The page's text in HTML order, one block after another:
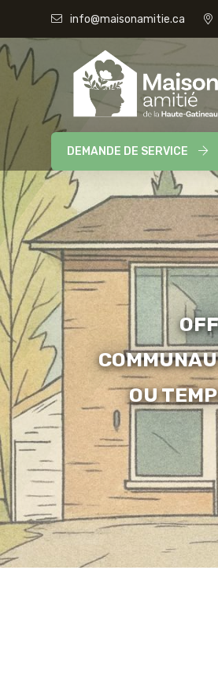
info@maisonamitie.ca
DEMANDE DE SERVICE
OU